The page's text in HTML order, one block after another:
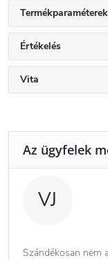
Termékparaméterek
Értékelés
Vita
VJ
Szándékosan